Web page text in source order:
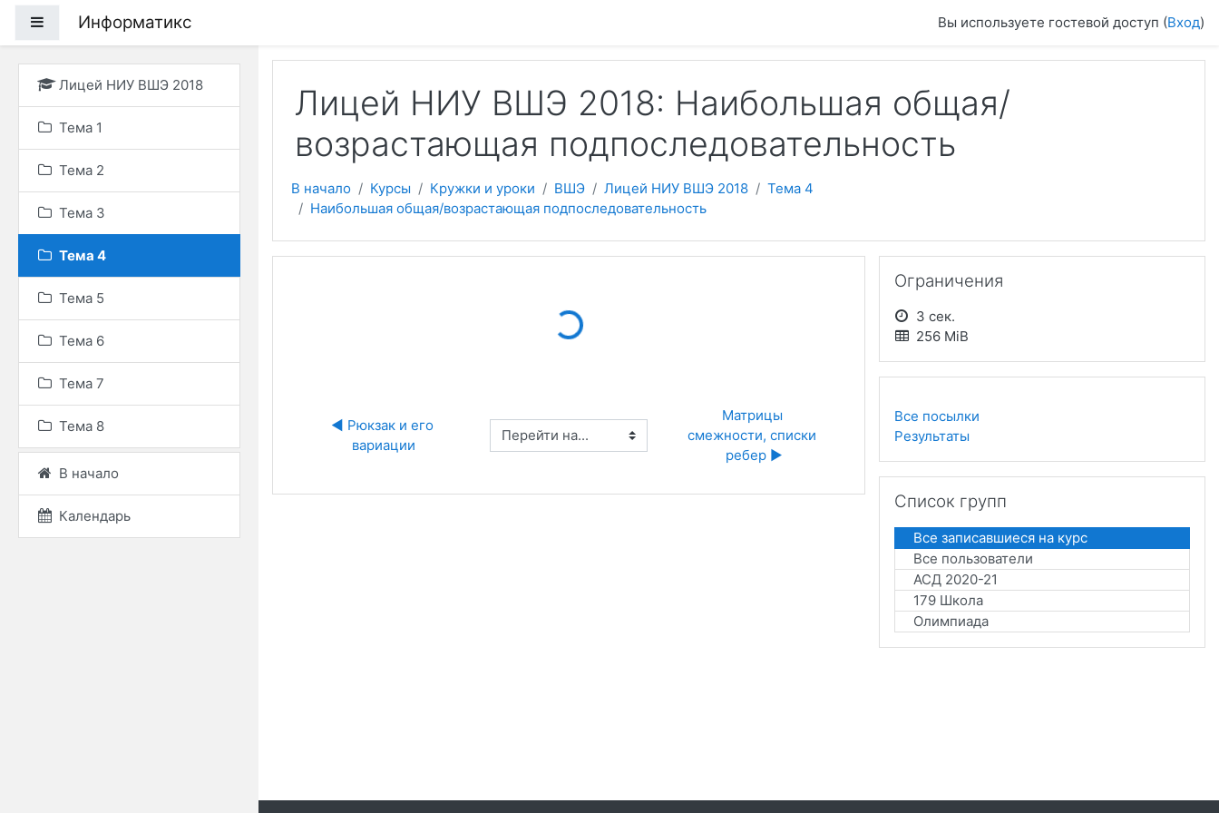
Боковая панель
Информатикс Вы используете гостевой доступ (Вход)
Лицей НИУ ВШЭ 2018
Тема 1
Тема 2
Тема 3
Тема 4
Тема 5
Тема 6
Тема 7
Тема 8
В начало
Календарь
Лицей НИУ ВШЭ 2018: Наибольшая общая/
возрастающая подпоследовательность
В начало Курсы Кружки и уроки ВШЭ Лицей НИУ ВШЭ 2018
Тема 4
Наибольшая общая/возрастающая подпоследовательность
Loading...
◀︎ Рюкзак и его
вариации
Перейти на...
Матрицы
смежности, списки
ребер ▶︎
Ограничения
3 сек.
256 MiB
Все посылки
Результаты
Список групп
Все записавшиеся на курс
Все пользователи
АСД 2020-21
179 Школа
Олимпиада